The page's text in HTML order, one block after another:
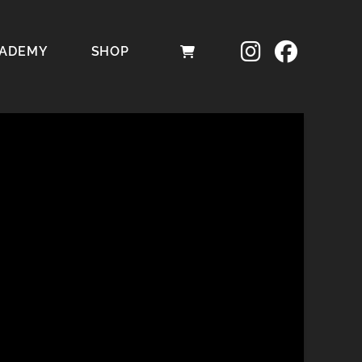
SHOP